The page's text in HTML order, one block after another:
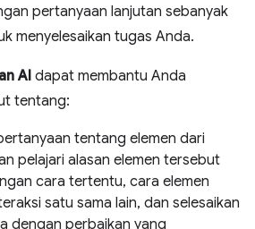
pertanyaan lanjutan sebanyak
menyelesaikan tugas Anda.
AIdapat membantu Anda
tentang:
tentang elemen dari
pelajari alasan elemen tersebut
cara tertentu, cara elemen
satu sama lain, dan selesaikan
dengan perbaikan yang